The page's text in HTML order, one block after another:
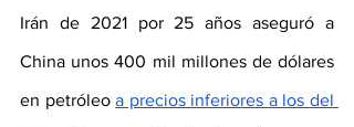
Irán de 2021 por 25 años aseguró a
China unos 400 mil millones de dólares
en petróleo a precios inferiores a los del